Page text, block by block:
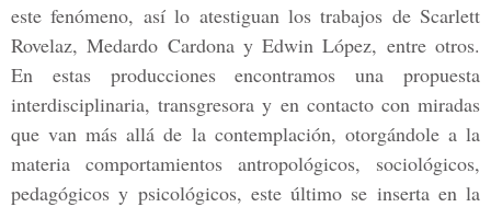
este fenómeno, así lo atestiguan los trabajos deScarlett
Rovelaz, Medardo Cardona y Edwin López, entre otros.
En estas producciones encontramos una propuesta
interdisciplinaria, transgresora y en contacto con miradas
que van más allá de la contemplación, otorgándole a la
materia comportamientos antropológicos, sociológicos,
pedagógicos y psicológicos, este último se inserta en la